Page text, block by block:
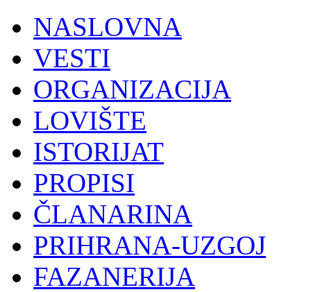
NASLOVNA
VESTI
ORGANIZACIJA
LOVIŠTE
ISTORIJAT
PROPISI
ČLANARINA
PRIHRANA-UZGOJ
FAZANERIJA